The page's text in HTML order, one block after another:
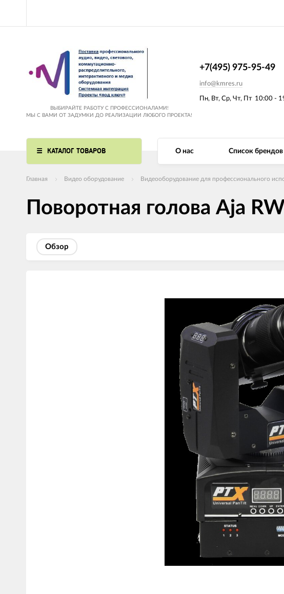
ВЫБИРАЙТЕ РАБОТУ С ПРОФЕССИОНАЛАМИ!
МЫ С ВАМИ ОТ ЗАДУМКИ ДО РЕАЛИЗАЦИИ ЛЮБОГО ПРОЕКТА!
Пн, Вт, Ср, Чт, Пт 10:00 -
+7(495) 975-95-49
info@kmres.ru
КАТАЛОГ ТОВАРОВ О нас Список брендов
Главная Видео оборудование Видеооборудование для профессионального
Поворотная голова Aja
Обзор